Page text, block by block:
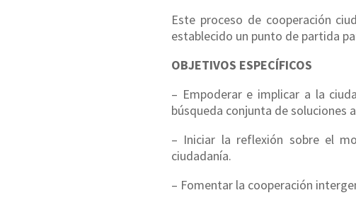
Este proceso de cooperación
establecido un punto de partida
OBJETIVOS ESPECÍFICOS
– Empoderar e implicar a la
búsqueda conjunta de soluciones
– Iniciar la reflexión sobre el
ciudadanía.
– Fomentar la cooperación